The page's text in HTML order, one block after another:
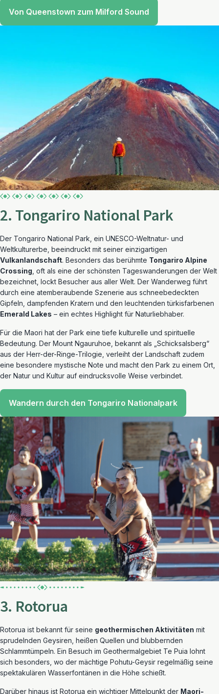
Von Queenstown zum Milford Sound
2. Tongariro National Park
Der Tongariro National Park, ein UNESCO-Weltnatur- und
Weltkulturerbe, beeindruckt mit seiner einzigartigen
Vulkanlandschaft. Besonders das berühmte Tongariro Alpine
Crossing , oft als eine der schönsten Tageswanderungen der Welt
bezeichnet, lockt Besucher aus aller Welt. Der Wanderweg führt
durch eine atemberaubende Szenerie aus schneebedeckten
Gipfeln, dampfenden Kratern und den leuchtenden türkisfarbenen
Emerald Lakes – ein echtes Highlight für Naturliebhaber.
Für die Maori hat der Park eine tiefe kulturelle und spirituelle
Bedeutung. Der Mount Ngauruhoe, bekannt als „Schicksalsberg“
aus der Herr-der-Ringe-Trilogie, verleiht der Landschaft zudem
eine besondere mystische Note und macht den Park zu einem Ort,
der Natur und Kultur auf eindrucksvolle Weise verbindet.
Wandern durch den Tongariro Nationalpark
3. Rotorua
Rotorua ist bekannt für seine geothermischen Aktivitäten mit
sprudelnden Geysiren, heißen Quellen und blubbernden
Schlammtümpeln. Ein Besuch im Geothermalgebiet Te Puia lohnt
sich besonders, wo der mächtige Pohutu-Geysir regelmäßig seine
spektakulären Wasserfontänen in die Höhe schießt.
Darüber hinaus ist Rotorua ein wichtiger Mittelpunkt der Maori-